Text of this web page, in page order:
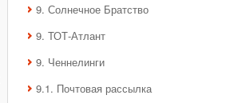
9. Солнечное Братство
9. ТОТ-Атлант
9. Ченнелинги
9.1. Почтовая рассылка